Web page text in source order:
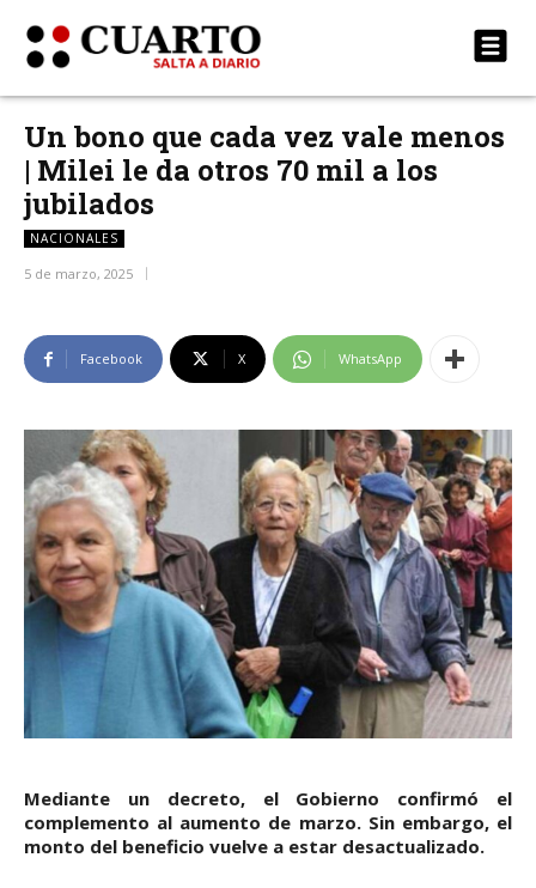
Un bono que cada vez vale menos
| Milei le da otros 70 mil a los
jubilados
NACIONALES
5 de marzo, 2025
Facebook X WhatsApp
Mediante un decreto, el Gobierno confirmó el
complemento al aumento de marzo. Sin embargo, el
monto del beneficio vuelve a estar desactualizado.